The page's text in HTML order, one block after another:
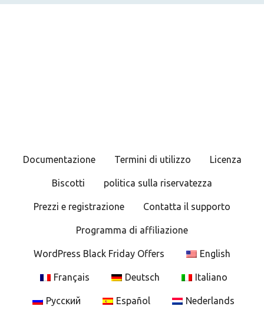
Documentazione Termini di utilizzo Licenza
Biscotti politica sulla riservatezza
Prezzi e registrazione Contatta il supporto
Programma di affiliazione
WordPress Black Friday Offers English
Français Deutsch Italiano
Русский Español Nederlands